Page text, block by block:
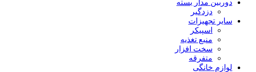
دوربین مدار بسته
دزدگیر
سایر تجهیزات
اسپیکر
منبع تغذیه
سخت افزار
متفرقه
لوازم خانگی